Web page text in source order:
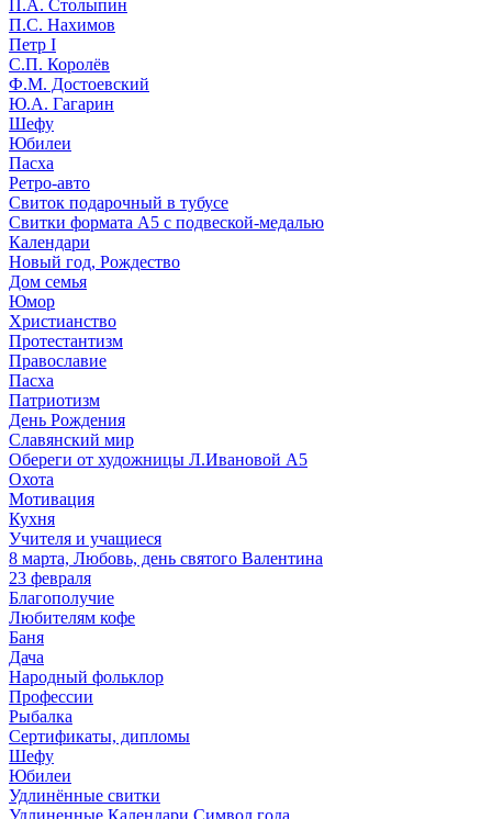
П.А. Столыпин
П.С. Нахимов
Петр I
С.П. Королёв
Ф.М. Достоевский
Ю.А. Гагарин
Шефу
Юбилеи
Пасха
Ретро-авто
Свиток подарочный в тубусе
Свитки формата А5 с подвеской-медалью
Календари
Новый год, Рождество
Дом семья
Юмор
Христианство
Протестантизм
Православие
Пасха
Патриотизм
День Рождения
Славянский мир
Обереги от художницы Л.Ивановой А5
Охота
Мотивация
Кухня
Учителя и учащиеся
8 марта, Любовь, день святого Валентина
23 февраля
Благополучие
Любителям кофе
Баня
Дача
Народный фольклор
Профессии
Рыбалка
Сертификаты, дипломы
Шефу
Юбилеи
Удлинённые свитки
Удлиненные Календари Символ года